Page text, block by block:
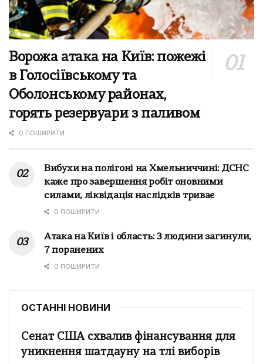
Ворожа атака на Київ: пожежі
в Голосіївському та
Оболонському районах,
горять резервуари з паливом
0 ПОШИРИТИ
Вибухи на полігоні на Хмельниччині: ДСНС
каже про завершення робіт оновними
силами, ліквідація наслідків триває
0 ПОШИРИТИ
Атака на Київ і область: 3 людини загинули,
7 поранених
0 ПОШИРИТИ
ОСТАННІ НОВИНИ
Сенат США схвалив фінансування для
уникнення шатдауну на тлі виборів